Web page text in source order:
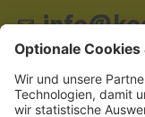
Schnellzugriff